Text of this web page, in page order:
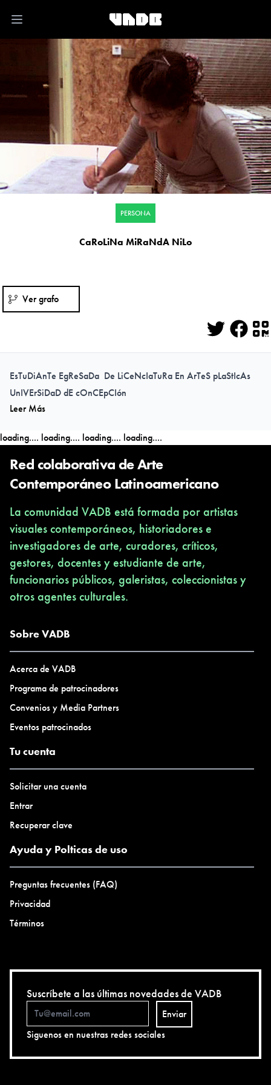
Open main menu
PERSONA
CaRoLiNa MiRaNdA NiLo
Ver grafo
Twitter
EsTuDiAnTe EgReSaDa De LiCeNcIaTuRa En ArTeS pLaStIcAs
UnIVErSiDaD dE cOnCEpCIón
Leer Más
loading.... loading.... loading.... loading....
Red colaborativa de Arte
Contemporáneo Latinoamericano
La comunidad VADB está formada por artistas
visuales contemporáneos, historiadores e
investigadores de arte, curadores, críticos,
gestores, docentes y estudiante de arte,
funcionarios públicos, galeristas, coleccionistas y
otros agentes culturales.
Sobre VADB
Acerca de VADB
Programa de patrocinadores
Convenios y Media Partners
Eventos patrocinados
Tu cuenta
Solicitar una cuenta
Entrar
Recuperar clave
Ayuda y Polticas de uso
Preguntas frecuentes (FAQ)
Privacidad
Términos
Suscríbete a las últimas novedades de VADB
Enviar
Siguenos en nuestras redes sociales